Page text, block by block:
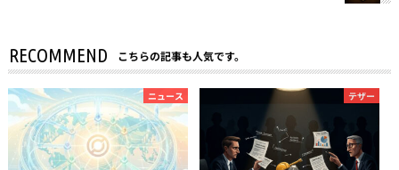
RECOMMEND こちらの記事も人気です。
ニュース テザー